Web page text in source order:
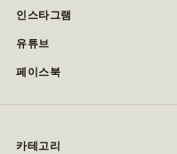
인스타그램
유튜브
페이스북
카테고리